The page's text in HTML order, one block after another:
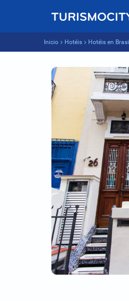
Inicio Hotéis Hotéis en Brasil